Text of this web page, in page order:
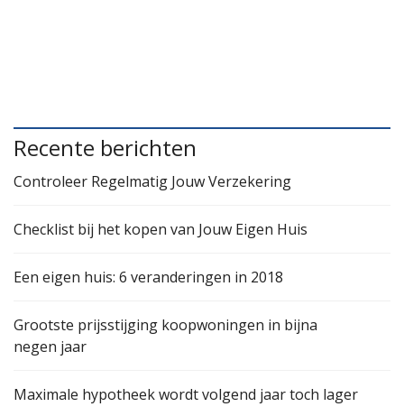
Recente berichten
Controleer Regelmatig Jouw Verzekering
Checklist bij het kopen van Jouw Eigen Huis
Een eigen huis: 6 veranderingen in 2018
Grootste prijsstijging koopwoningen in bijna
negen jaar
Maximale hypotheek wordt volgend jaar toch lager